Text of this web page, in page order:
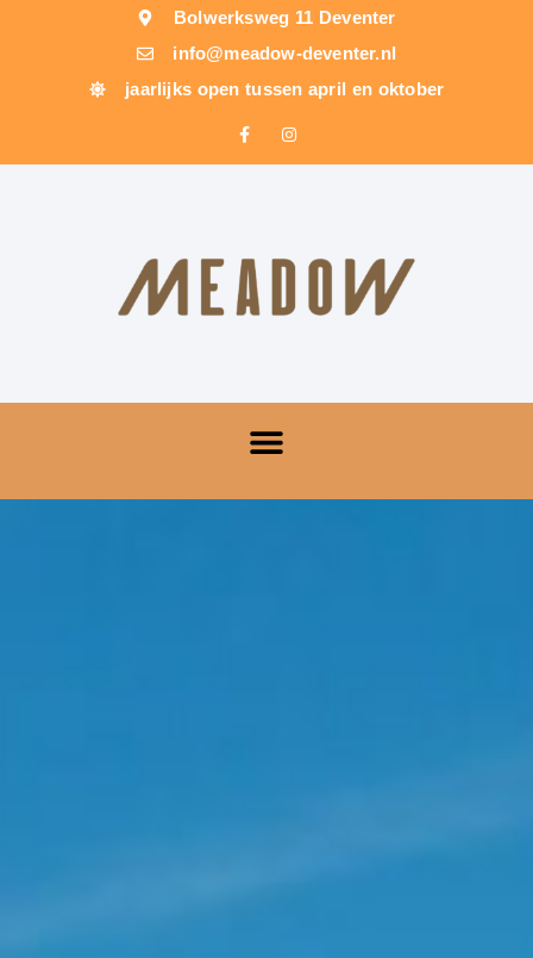
Bolwerksweg 11 Deventer
info@meadow-deventer.nl
jaarlijks open tussen april en oktober